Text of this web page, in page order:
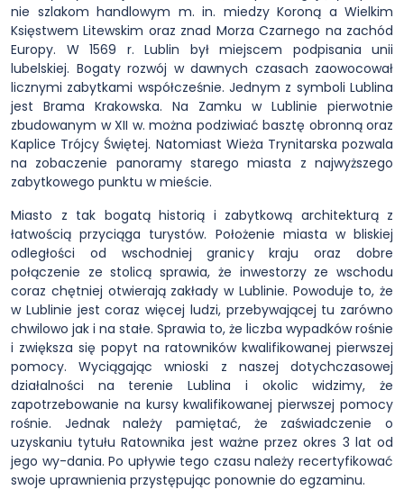
nie szlakom handlowym m. in. miedzy Koroną a Wielkim
Księstwem Litewskim oraz znad Morza Czarnego na zachód
Europy. W 1569 r. Lublin był miejscem podpisania unii
lubelskiej. Bogaty rozwój w dawnych czasach zaowocował
licznymi zabytkami współcześnie. Jednym z symboli Lublina
jest Brama Krakowska. Na Zamku w Lublinie pierwotnie
zbudowanym w XII w. można podziwiać basztę obronną oraz
Kaplice Trójcy Świętej. Natomiast Wieża Trynitarska pozwala
na zobaczenie panoramy starego miasta z najwyższego
zabytkowego punktu w mieście.
Miasto z tak bogatą historią i zabytkową architekturą z
łatwością przyciąga turystów. Położenie miasta w bliskiej
odległości od wschodniej granicy kraju oraz dobre
połączenie ze stolicą sprawia, że inwestorzy ze wschodu
coraz chętniej otwierają zakłady w Lublinie. Powoduje to, że
w Lublinie jest coraz więcej ludzi, przebywającej tu zarówno
chwilowo jak i na stałe. Sprawia to, że liczba wypadków rośnie
i zwiększa się popyt na ratowników kwalifikowanej pierwszej
pomocy. Wyciągając wnioski z naszej dotychczasowej
działalności na terenie Lublina i okolic widzimy, że
zapotrzebowanie na kursy kwalifikowanej pierwszej pomocy
rośnie. Jednak należy pamiętać, że zaświadczenie o
uzyskaniu tytułu Ratownika jest ważne przez okres 3 lat od
jego wy-dania. Po upływie tego czasu należy recertyfikować
swoje uprawnienia przystępując ponownie do egzaminu.